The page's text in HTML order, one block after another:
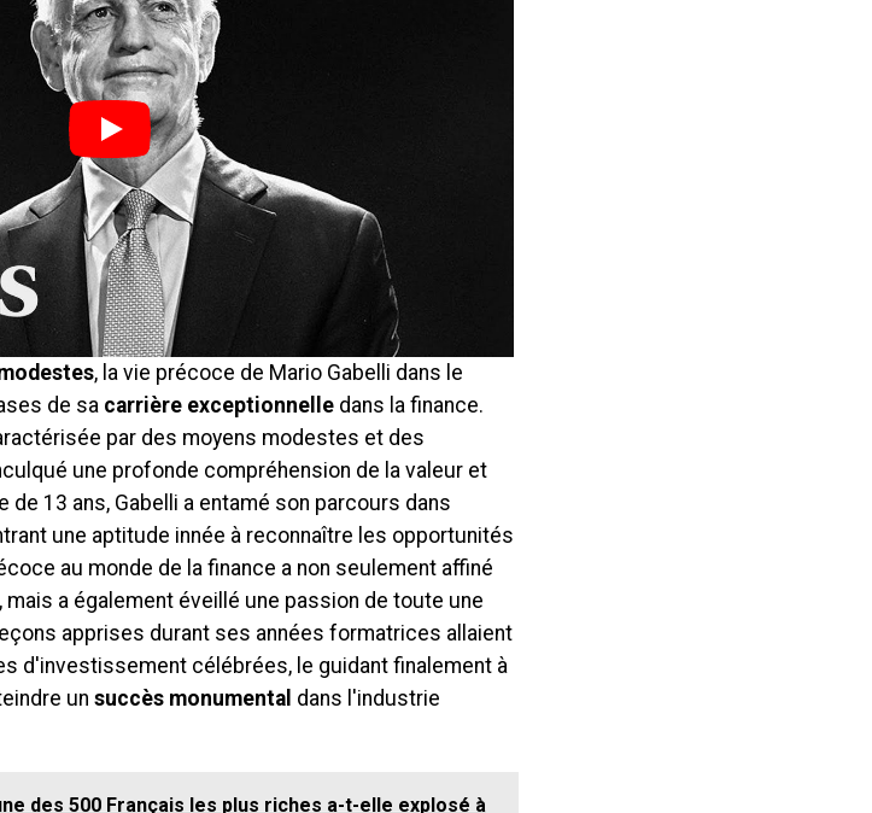
, la vie précoce de Mario Gabelli dans le
de sa carrière exceptionnelle dans la finance.
par des moyens modestes et des
une profonde compréhension de la valeur et
de 13 ans, Gabelli a entamé son parcours dans
une aptitude innée à reconnaître les opportunités
au monde de la finance a non seulement affiné
, mais a également éveillé une passion de toute une
apprises durant ses années formatrices allaient
d'investissement célébrées, le guidant finalement à
un succès monumental dans l'industrie
des 500 Français les plus riches a-t-elle explosé à